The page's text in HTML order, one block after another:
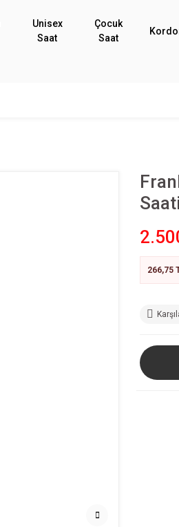
Unisex
Saat
Çocuk
Saat
Saati
266,75